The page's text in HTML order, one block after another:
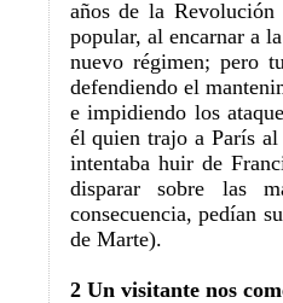
años de la
popular, al encarnar a
nuevo régimen; pero
defendiendo el
e impidiendo los
él quien trajo a París al
intentaba huir de
disparar sobre las
consecuencia, pedían
de Marte).
2 Un visitante nos